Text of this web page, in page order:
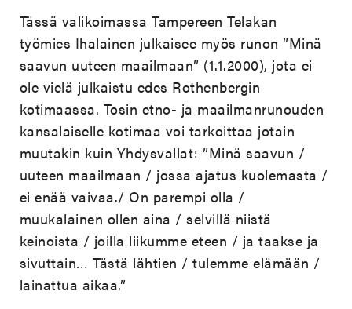
Tässä valikoimassa Tampereen Telakan
työmies Ihalainen julkaisee myös runon ”Minä
saavun uuteen maailmaan” (1.1.2000), jota ei
ole vielä julkaistu edes Rothenbergin
kotimaassa. Tosin etno- ja maailmanrunouden
kansalaiselle kotimaa voi tarkoittaa jotain
muutakin kuin Yhdysvallat: ”Minä saavun /
uuteen maailmaan / jossa ajatus kuolemasta /
ei enää vaivaa./ On parempi olla /
muukalainen ollen aina / selvillä niistä
keinoista / joilla liikumme eteen / ja taakse ja
sivuttain… Tästä lähtien / tulemme elämään /
lainattua aikaa.”